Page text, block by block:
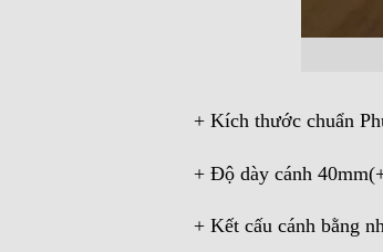
+ Kích thước chuẩn
+ Độ dày cánh
+ Kết cấu cánh bằng